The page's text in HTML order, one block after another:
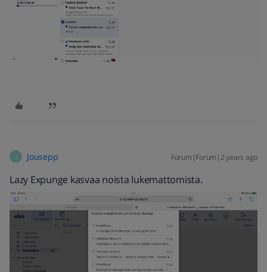
Jousepp Forum|Forum|2 years ago
Lazy Expunge kasvaa noista lukemattomista.